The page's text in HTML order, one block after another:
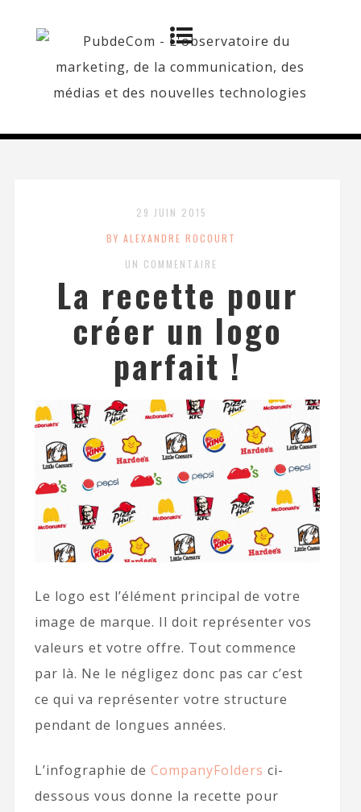
29 JUIN 2015
BY ALEXANDRE ROCOURT
UN COMMENTAIRE
La recette pour
créer un logo
parfait !
Le logo est l’élément principal de votre
image de marque. Il doit représenter vos
valeurs et votre offre. Tout commence
par là. Ne le négligez donc pas car c’est
ce qui va représenter votre structure
pendant de longues années.
L’infographie de CompanyFolders ci-
dessous vous donne la recette pour